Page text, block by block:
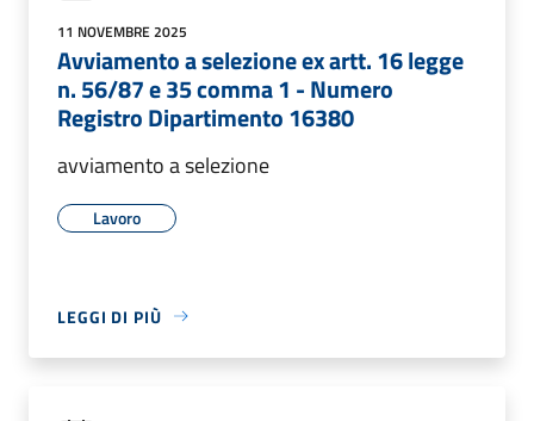
11 NOVEMBRE 2025
Avviamento a selezione ex artt. 16 legge
n. 56/87 e 35 comma 1 - Numero
Registro Dipartimento 16380
avviamento a selezione
Lavoro
LEGGI DI PIÙ